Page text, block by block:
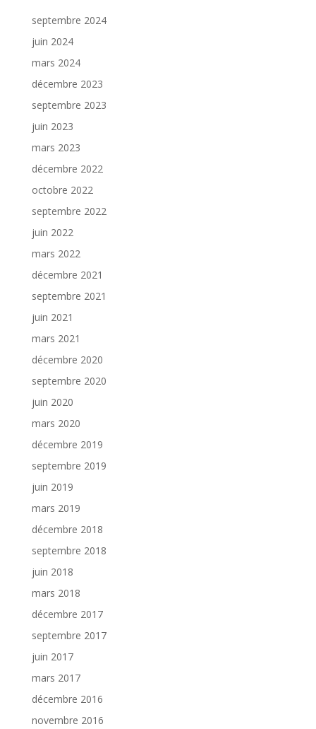
septembre 2024
juin 2024
mars 2024
décembre 2023
septembre 2023
juin 2023
mars 2023
décembre 2022
octobre 2022
septembre 2022
juin 2022
mars 2022
décembre 2021
septembre 2021
juin 2021
mars 2021
décembre 2020
septembre 2020
juin 2020
mars 2020
décembre 2019
septembre 2019
juin 2019
mars 2019
décembre 2018
septembre 2018
juin 2018
mars 2018
décembre 2017
septembre 2017
juin 2017
mars 2017
décembre 2016
novembre 2016